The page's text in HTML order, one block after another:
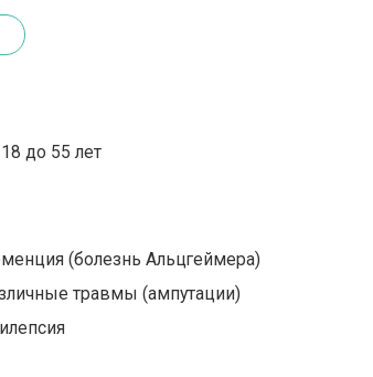
до 55 лет
(болезнь Альцгеймера)
травмы (ампутации)